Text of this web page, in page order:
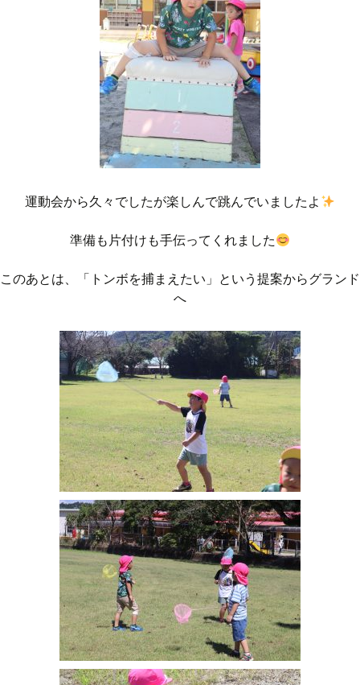
運動会から久々でしたが楽しんで跳んでいましたよ
準備も片付けも手伝ってくれました
このあとは、「トンボを捕まえたい」という提案からグランド
へ